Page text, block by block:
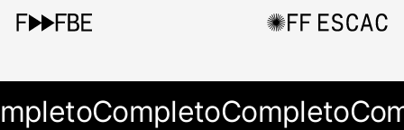
CompletoCompleto